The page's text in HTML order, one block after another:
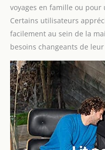
voyages en famille ou
Certains utilisateurs
facilement au sein de la
besoins changeants de